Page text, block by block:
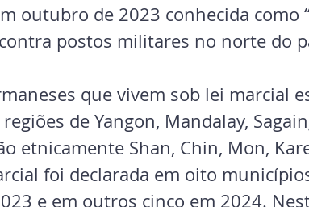
outubro de 2023 conhecida como
postos militares no norte do
que vivem sob lei marcial
de Yangon, Mandalay,
etnicamente Shan, Chin, Mon,
foi declarada em oito
e em outros cinco em 2024.